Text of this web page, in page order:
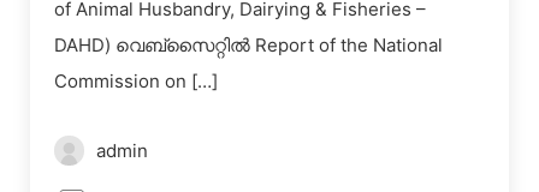
of Animal Husbandry, Dairying & Fisheries –
DAHD) വെബ്‌സൈറ്റില്‍ Report of the National
Commission on […]
admin